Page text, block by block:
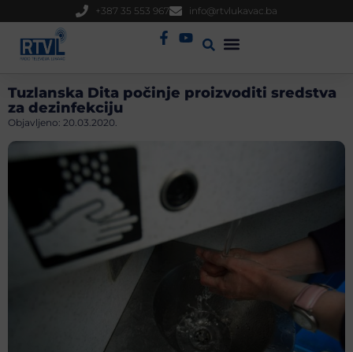
+387 35 553 967 info@rtvlukavac.ba
Tuzlanska Dita počinje proizvoditi sredstva
za dezinfekciju
Objavljeno: 20.03.2020.